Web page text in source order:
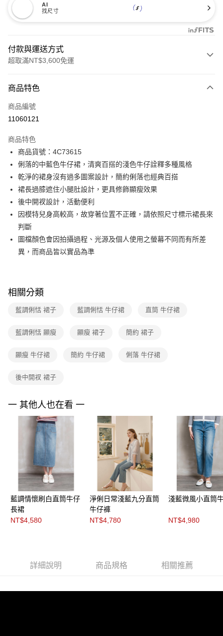
AI
找尺寸
付款與運送方式
超取滿NT$3,600免運
信用卡一次付款
信用卡分期付款
合作金庫商業銀行
華南商業銀行
上海商業儲蓄銀行
台北富邦商業銀行
國泰世華商業銀行
兆豐國際商業銀行
臺灣中小企業銀行
台中商業銀行
匯豐（台灣）商業銀行
聯邦商業銀行
元大商業銀行
永豐商業銀行
玉山商業銀行
台新國際商業銀行
中國信託商業銀行
台灣樂天信用卡公司
LINE Pay
Apple Pay
街口支付
AFTEE先享後付
相關說明
【關於「AFTEE先享後付」】
AFTEE先享後付是「在收到商品之後才付款」的支付方式。 讓您購物簡單
便利好安心！
１．簡單：不需註冊會員、不需綁卡、不需儲值。
【「AFTEE先享後付」結帳流程】
１．於結帳方式選擇「AFTEE先享後付」後，將跳轉至「AFTEE先享後付」
結帳頁面，進行簡訊認證並確認金額後，即可完成結帳。
ATM／網路銀行／等多元方式進行付款，方視為交易完成。
購買商品的店家。未經商家同意取消之訂單仍視為有效，需透過AFTEE先享
是否繳費成功／繳費後需取消欲退款等相關疑問，請聯繫「AFTEE先享後付
【注意事項】
１．透過由恩沛科技股份有限公司提供之「AFTEE先享後付」服務完成之交
易，需依本服務之必要範圍內提供個人資料，並將交易相關給付款項請求債
權轉讓予恩沛科技股份有限公司。
２．關於個人資料處理事宜，請瀏覽以下網址：
https://aftee.tw/terms/#terms3
３．未成年的使用者請事先徵得法定代理人或監護人之同意方可使用
「AFTEE先享後付」，若未經同意申辦者引起之損失，本公司不負相關責
任。
４．使用「AFTEE先享後付」時，將依據個別帳號之用戶狀況，依本公司即
時審查核予不同之上限額度；若仍有額度不足之情形，本公司將視審查結果
請求用戶進行身份認證。
５．嚴禁一人註冊多個帳號或使用他人資訊註冊。若發現惡意使用之情形，
恩沛科技股份有限公司將有權停止該用戶之使用額度並採取法律行動。
每筆NT$90，滿NT$3,600(含以上)免運費
付款後7-11取貨
每筆NT$90，滿NT$3,600(含以上)免運費
付款後門市自取
免運費
商品特色
商品編號
11060121
商品特色
商品貨號：4C73615
俐落的中藍色牛仔裙，清爽百搭的淺色牛仔詮釋多種風格
乾淨的裙身沒有過多圖案設計，簡約俐落也經典百搭
裙長過膝遮住小腿肚設計，更具修飾顯瘦效果
後中開衩設計，活動便利
因模特兒身高較高，故穿著位置不正確，請依照尺寸標示裙長來
判斷
圖檔顏色會因拍攝過程、光源及個人使用之螢幕不同而有所差
異，而商品皆以實品為準
相關分類
藍調俐恬 裙子 藍調俐恬 牛仔裙 直筒 牛仔裙
藍調俐恬 顯瘦 顯瘦 裙子 簡約 裙子
顯瘦 牛仔裙 簡約 牛仔裙 俐落 牛仔裙
後中開衩 裙子
一 其他人也在看 一
藍調情懷刷白直筒牛仔
長裙
NT$4,580
淨俐日常淺藍九分直筒
牛仔褲
NT$4,780
淺藍微風小直筒
NT$4,980
詳細說明 商品規格 相關推薦